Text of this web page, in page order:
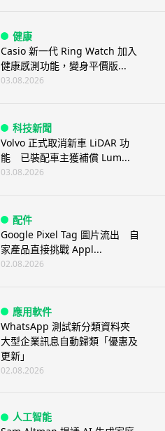
健康
Casio 新一代 Ring Watch 加入
健康感測功能，變身平價版...
03.08.2026
科技新聞
Volvo 正式取消新車 LiDAR 功
能 已裝配車主獲補償 Lum...
03.08.2026
配件
Google Pixel Tag 圖片流出 自
家產品直接挑戰 Appl...
02.08.2026
應用軟件
WhatsApp 測試新分類資料夾
大型企業訊息自動歸類「優惠及
更新」
02.08.2026
人工智能